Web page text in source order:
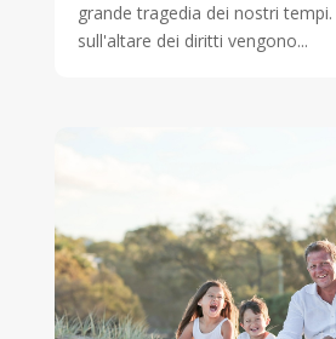
grande tragedia dei nostri
sull'altare dei diritti vengono...